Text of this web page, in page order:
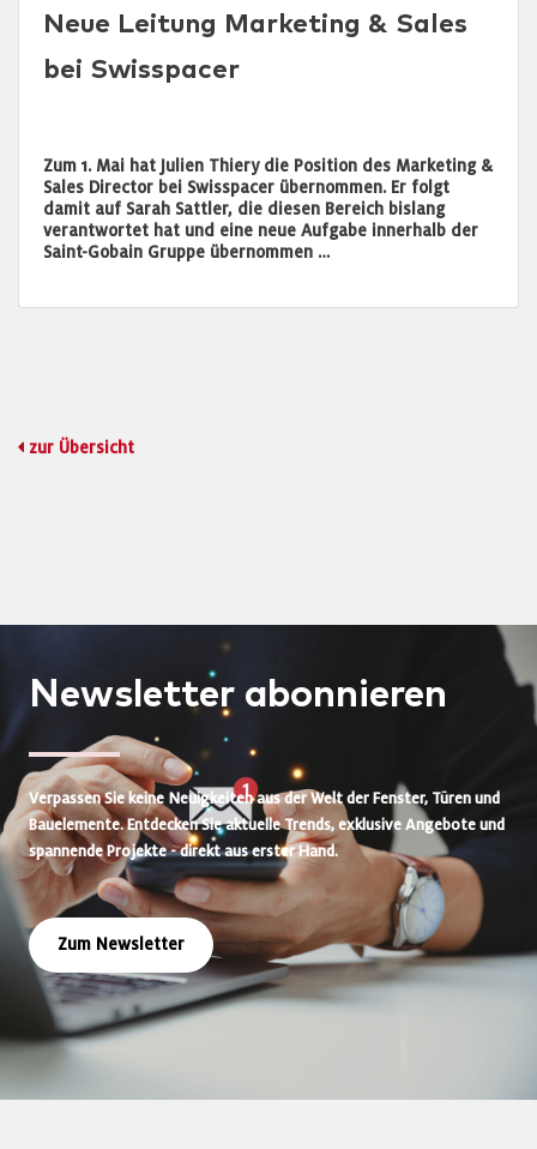
Neue Leitung Marketing & Sales
bei Swisspacer
Zum 1. Mai hat Julien Thiery die Position des Marketing &
Sales Director bei Swisspacer übernommen. Er folgt
damit auf Sarah Sattler, die diesen Bereich bislang
verantwortet hat und eine neue Aufgabe innerhalb der
Saint-Gobain Gruppe übernommen …
zur Übersicht
Newsletter abonnieren
Verpassen Sie keine Neuigkeiten aus der Welt der Fenster, Türen und
Bauelemente. Entdecken Sie aktuelle Trends, exklusive Angebote und
spannende Projekte - direkt aus erster Hand.
Zum Newsletter